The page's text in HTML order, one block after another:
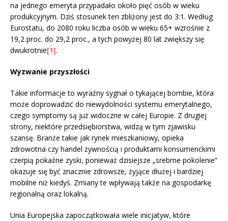
na jednego emeryta przypadało około pięć osób w wieku
produkcyjnym. Dziś stosunek ten zbliżony jest do 3:1. Według
Eurostatu, do 2080 roku liczba osób w wieku 65+ wzrośnie z
19,2 proc. do 29,2 proc., a tych powyżej 80 lat zwiększy się
dwukrotnie[1].
Wyzwanie przyszłości
Takie informacje to wyraźny sygnał o tykającej bombie, która
może doprowadzić do niewydolności systemu emerytalnego,
czego symptomy są już widoczne w całej Europie. Z drugiej
strony, niektóre przedsiębiorstwa, widzą w tym zjawisku
szansę. Branże takie jak rynek mieszkaniowy, opieka
zdrowotna czy handel żywnością i produktami konsumenckimi
czerpią pokaźne zyski, ponieważ dzisiejsze „srebrne pokolenie”
okazuje się być znacznie zdrowsze, żyjące dłużej i bardziej
mobilne niż kiedyś. Zmiany te wpływają także na gospodarkę
regionalną oraz lokalną.
Unia Europejska zapoczątkowała wiele inicjatyw, które